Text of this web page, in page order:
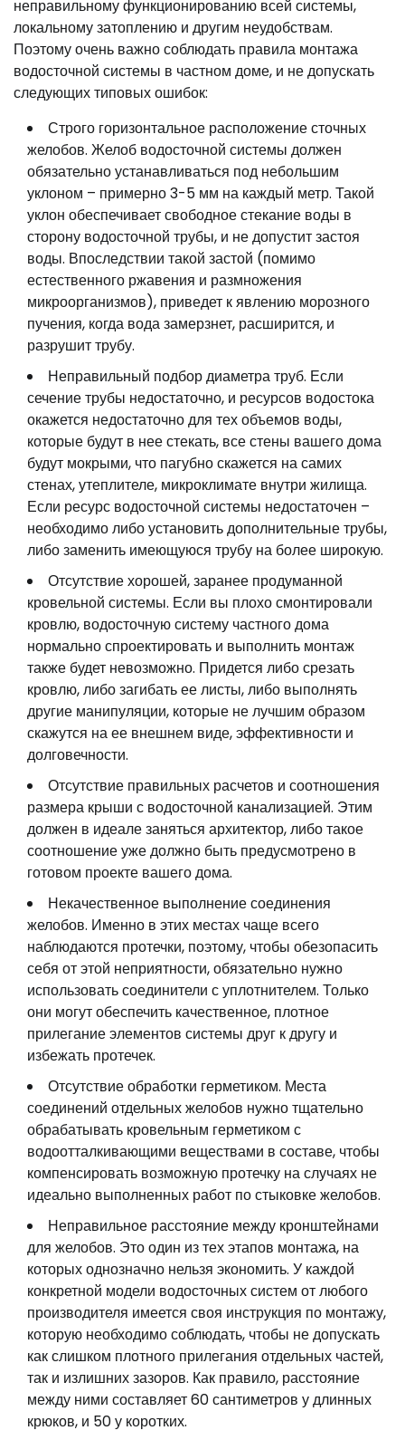
неправильному функционированию всей системы,
локальному затоплению и другим неудобствам.
Поэтому очень важно соблюдать правила монтажа
водосточной системы в частном доме, и не допускать
следующих типовых ошибок:
Строго горизонтальное расположение сточных
желобов. Желоб водосточной системы должен
обязательно устанавливаться под небольшим
уклоном – примерно 3-5 мм на каждый метр. Такой
уклон обеспечивает свободное стекание воды в
сторону водосточной трубы, и не допустит застоя
воды. Впоследствии такой застой (помимо
естественного ржавения и размножения
микроорганизмов), приведет к явлению морозного
пучения, когда вода замерзнет, расширится, и
разрушит трубу.
Неправильный подбор диаметра труб. Если
сечение трубы недостаточно, и ресурсов водостока
окажется недостаточно для тех объемов воды,
которые будут в нее стекать, все стены вашего дома
будут мокрыми, что пагубно скажется на самих
стенах, утеплителе, микроклимате внутри жилища.
Если ресурс водосточной системы недостаточен –
необходимо либо установить дополнительные трубы,
либо заменить имеющуюся трубу на более широкую.
Отсутствие хорошей, заранее продуманной
кровельной системы. Если вы плохо смонтировали
кровлю, водосточную систему частного дома
нормально спроектировать и выполнить монтаж
также будет невозможно. Придется либо срезать
кровлю, либо загибать ее листы, либо выполнять
другие манипуляции, которые не лучшим образом
скажутся на ее внешнем виде, эффективности и
долговечности.
Отсутствие правильных расчетов и соотношения
размера крыши с водосточной канализацией. Этим
должен в идеале заняться архитектор, либо такое
соотношение уже должно быть предусмотрено в
готовом проекте вашего дома.
Некачественное выполнение соединения
желобов. Именно в этих местах чаще всего
наблюдаются протечки, поэтому, чтобы обезопасить
себя от этой неприятности, обязательно нужно
использовать соединители с уплотнителем. Только
они могут обеспечить качественное, плотное
прилегание элементов системы друг к другу и
избежать протечек.
Отсутствие обработки герметиком. Места
соединений отдельных желобов нужно тщательно
обрабатывать кровельным герметиком с
водоотталкивающими веществами в составе, чтобы
компенсировать возможную протечку на случаях не
идеально выполненных работ по стыковке желобов.
Неправильное расстояние между кронштейнами
для желобов. Это один из тех этапов монтажа, на
которых однозначно нельзя экономить. У каждой
конкретной модели водосточных систем от любого
производителя имеется своя инструкция по монтажу,
которую необходимо соблюдать, чтобы не допускать
как слишком плотного прилегания отдельных частей,
так и излишних зазоров. Как правило, расстояние
между ними составляет 60 сантиметров у длинных
крюков, и 50 у коротких.